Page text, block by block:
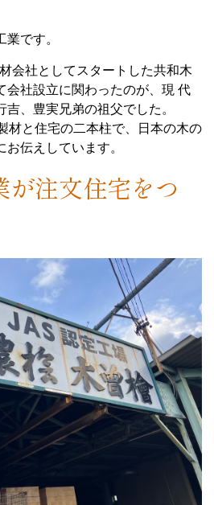
です。
会社としてスタートした共和木
会社設立に関わったのが、現 代
、豊実兄弟の祖父でした。
材と住宅の二本柱で、日本の木の
伝えしています。
注文住宅をつ